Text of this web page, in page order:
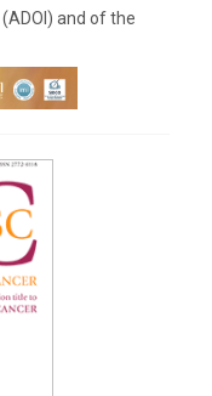
(ADOI) and of the